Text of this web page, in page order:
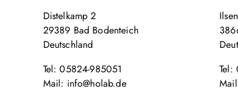
Distelkamp 2
29389 Bad Bodenteich
Deutschland
Tel: 05824-985051
Mail: info@holab.de
Tel: